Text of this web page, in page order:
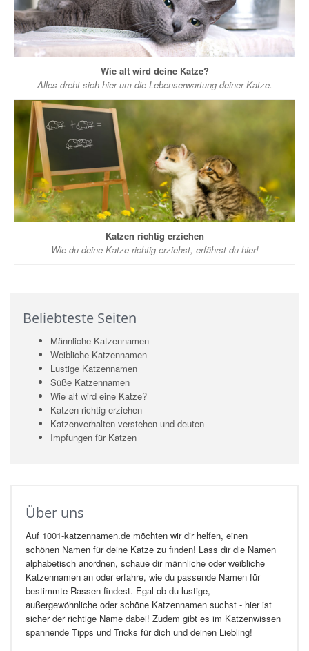
Wie alt wird deine Katze?
Alles dreht sich hier um die Lebenserwartung deiner Katze.
Katzen richtig erziehen
Wie du deine Katze richtig erziehst, erfährst du hier!
Beliebteste Seiten
Männliche Katzennamen
Weibliche Katzennamen
Lustige Katzennamen
Süße Katzennamen
Wie alt wird eine Katze?
Katzen richtig erziehen
Katzenverhalten verstehen und deuten
Impfungen für Katzen
Über uns
Auf 1001-katzennamen.de möchten wir dir helfen, einen
schönen Namen für deine Katze zu finden! Lass dir die Namen
alphabetisch anordnen, schaue dir männliche oder weibliche
Katzennamen an oder erfahre, wie du passende Namen für
bestimmte Rassen findest. Egal ob du lustige,
außergewöhnliche oder schöne Katzennamen suchst - hier ist
sicher der richtige Name dabei! Zudem gibt es im Katzenwissen
spannende Tipps und Tricks für dich und deinen Liebling!